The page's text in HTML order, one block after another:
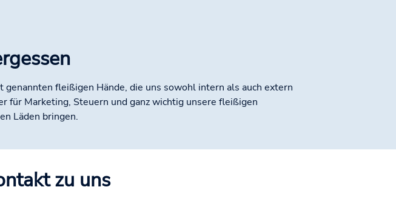
fleißigen Hände, die uns sowohl intern als auch extern
für Marketing, Steuern und ganz wichtig unsere fleißigen
Läden bringen.
zu uns